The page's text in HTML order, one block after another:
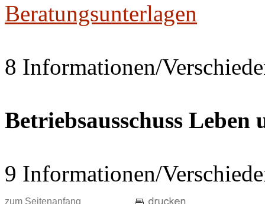
Beratungsunterlagen
8 Informationen/
Betriebsausschuss Leben
9 Informationen/
zum Seitenanfang